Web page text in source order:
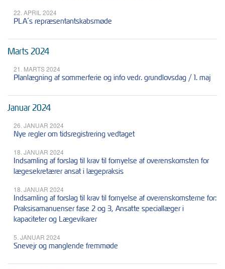
22. APRIL 2024
PLA´s repræsentantskabsmøde
Marts 2024
21. MARTS 2024
Planlægning af sommerferie og info vedr. grundlovsdag / 1. maj
Januar 2024
26. JANUAR 2024
Nye regler om tidsregistrering vedtaget
18. JANUAR 2024
Indsamling af forslag til krav til fornyelse af overenskomsten for
lægesekretærer ansat i lægepraksis
18. JANUAR 2024
Indsamling af forslag til krav til fornyelse af overenskomsterne for:
Praksisamanuenser fase 2 og 3, Ansatte speciallæger i
kapaciteter og Lægevikarer
5. JANUAR 2024
Snevejr og manglende fremmøde